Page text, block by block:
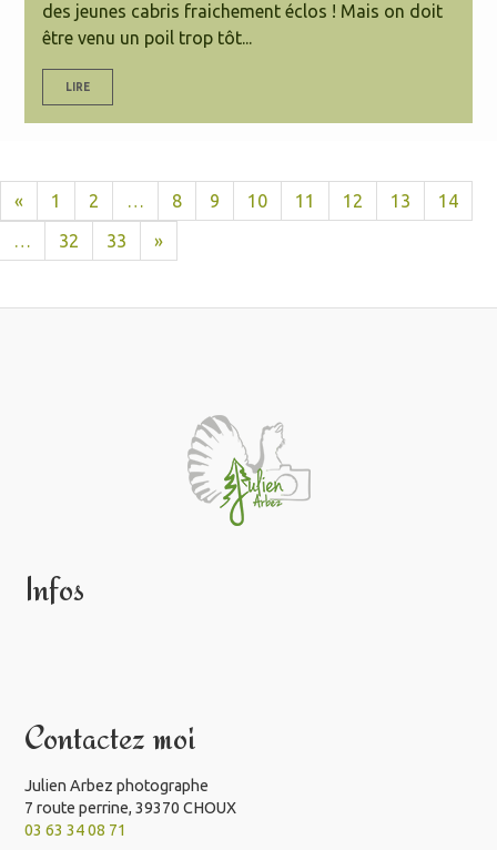
des jeunes cabris fraichement éclos ! Mais on doit
être venu un poil trop tôt...
LIRE
« 1 2 … 8 9 10 11 12 13
14
…
32 33 »
Infos
Contactez moi
Julien Arbez photographe
7 route perrine, 39370 CHOUX
03 63 34 08 71